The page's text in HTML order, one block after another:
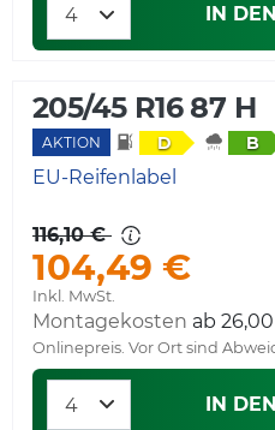
IN
205/45 R16 87 H
AKTION D B
EU-Reifenlabel
116,10 €
104,49 €
Inkl. MwSt.
Montagekosten ab
Onlinepreis. Vor Ort sind
IN